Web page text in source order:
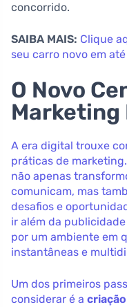
concorrido.
SAIBA MAIS: Clique
seu carro novo em
O Novo
Marketing
A era digital trouxe
práticas de
não apenas
comunicam, mas
desafios e
ir além da
por um ambiente em
instantâneas e
Um dos primeiros
considerar é a